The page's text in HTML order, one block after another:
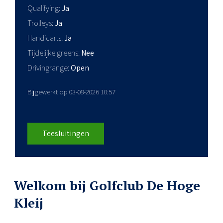
Qualifying Ja
Trolleys Ja
Handicarts Ja
Tijdelijke greens Nee
Drivingrange Open
Bijgewerkt op 03-08-2026 10:57
Teesluitingen
Welkom bij Golfclub De Hoge
Kleij